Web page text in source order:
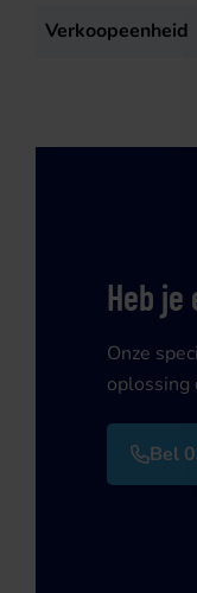
Verkoopeenheid
Heb
Onze
oplossing
Bel